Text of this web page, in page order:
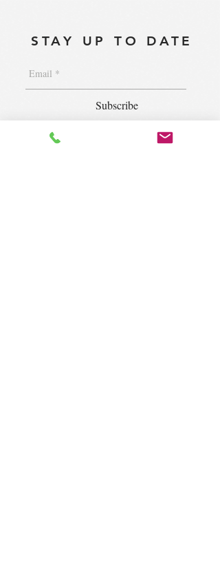
STAY UP TO DATE
Subscribe